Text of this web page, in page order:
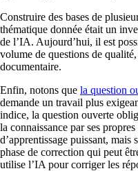
Construire des bases de
thématique donnée était un
de l’IA. Aujourd’hui, il est
volume de questions de
documentaire.
Enfin, notons que la question
demande un travail plus
indice, la question ouverte
la connaissance par ses
d’apprentissage puissant, mais
phase de correction qui peut
utilise l’IA pour corriger les